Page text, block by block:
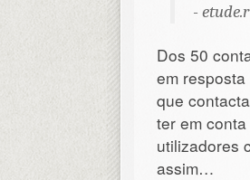
-
Dos 50
em
que
ter em
utilizadores
assim…